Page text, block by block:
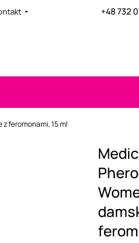
+48 732
feromonami, 15 ml